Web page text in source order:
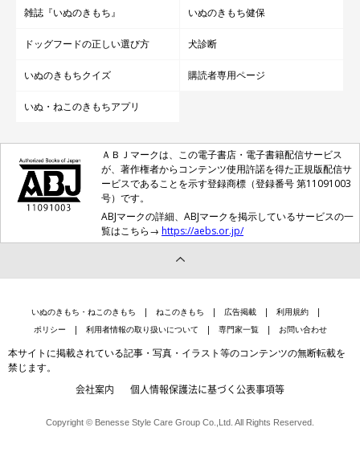
雑誌『いぬのきもち』 いぬのきもち健保
ドッグフードの正しい選び方 犬診断
いぬのきもちクイズ 購読者専用ページ
いぬ・ねこのきもちアプリ
ＡＢＪマークは、この電子書店・電子書籍配信サービス
が、著作権者からコンテンツ使用許諾を得た正規版配信サ
ービスであることを示す登録商標（登録番号 第11091003
号）です。
ABJマークの詳細、ABJマークを掲示しているサービスの一
覧はこちら→ https://aebs.or.jp/
いぬのきもち・ねこのきもち ねこのきもち 広告掲載
利用規約
ポリシー
利用者情報の取り扱いについて 専門家一覧 お問い合わせ
本サイトに掲載されている記事・写真・イラスト等のコンテンツの無断転載を
禁じます。
会社案内 個人情報保護法に基づく公表事項等
Copyright © Benesse Style Care Group Co.,Ltd. All Rights Reserved.